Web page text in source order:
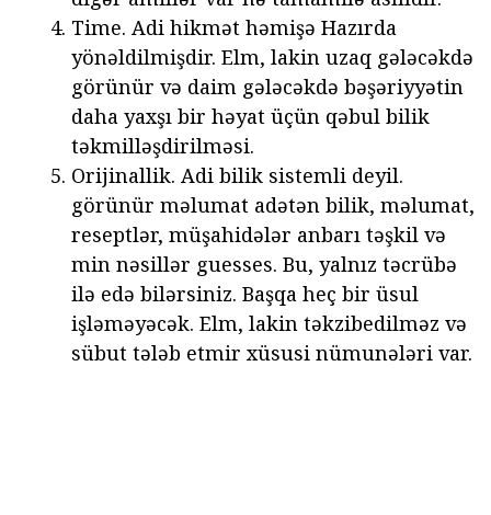
Time. Adi hikmət həmişə Hazırda
yönəldilmişdir. Elm, lakin uzaq gələcəkdə
görünür və daim gələcəkdə bəşəriyyətin
daha yaxşı bir həyat üçün qəbul bilik
təkmilləşdirilməsi.
Orijinallik. Adi bilik sistemli deyil.
görünür məlumat adətən bilik, məlumat,
reseptlər, müşahidələr anbarı təşkil və
min nəsillər guesses. Bu, yalnız təcrübə
ilə edə bilərsiniz. Başqa heç bir üsul
işləməyəcək. Elm, lakin təkzibedilməz və
sübut tələb etmir xüsusi nümunələri var.